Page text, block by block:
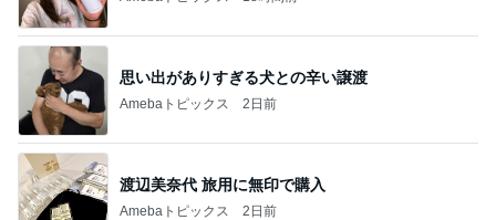
思い出がありすぎる犬との辛い譲渡
Amebaトピックス 2日前
渡辺美奈代 旅用に無印で購入
Amebaトピックス 2日前